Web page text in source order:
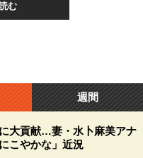
む
週間
大貢献…妻・水卜麻美アナ
こやかな」近況